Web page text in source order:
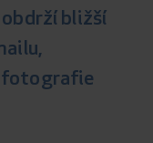
obdrží bližší
fotografie